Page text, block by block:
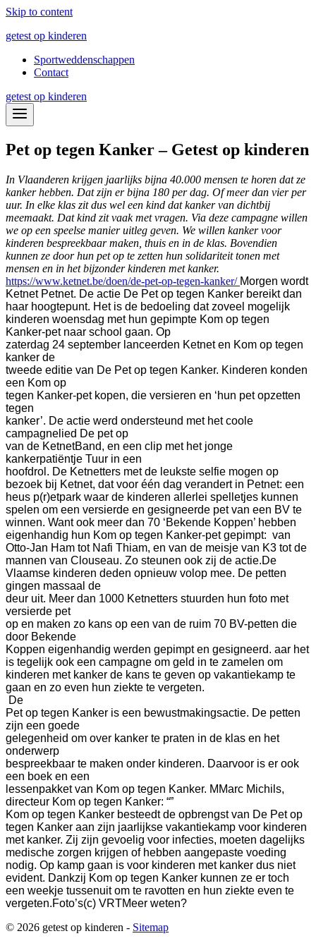
Skip to content
getest op kinderen
Sportweddenschappen
Contact
getest op kinderen
Pet op tegen Kanker – Getest op kinderen
In Vlaanderen krijgen jaarlijks bijna 40.000 mensen te horen dat ze
kanker hebben. Dat zijn er bijna 180 per dag. Of meer dan vier per
uur. In elke klas zit dus wel een kind dat kanker van dichtbij
meemaakt. Dat kind zit vaak met vragen. Via deze campagne willen
we op een speelse manier uitleg geven. We willen kanker voor
kinderen bespreekbaar maken, thuis en in de klas. Bovendien
kunnen ze door hun pet op te zetten hun solidariteit tonen met
mensen en in het bijzonder kinderen met kanker.
https://www.ketnet.be/doen/de-pet-op-tegen-kanker/ Morgen wordt
Ketnet Petnet. De actie De Pet op tegen Kanker bereikt dan
haar hoogtepunt. Het is de bedoeling dat zoveel mogelijk
kinderen woensdag met hun gepimpte Kom op tegen
Kanker-pet naar school gaan. Op
zaterdag 24 september lanceerden Ketnet en Kom op tegen
kanker de
tweede editie van De Pet op tegen Kanker. Kinderen konden
een Kom op
tegen Kanker-pet kopen, die versieren en ‘hun pet opzetten
tegen
kanker’. De actie werd ondersteund met het coole
campagnelied De pet op
van de KetnetBand, en een clip met het jonge
kankerpatiëntje Tuur in een
hoofdrol. De Ketnetters met de leukste selfie mogen op
bezoek bij Ketnet, dat voor één dag verandert in Petnet: een
heus p(r)etpark waar de kinderen allerlei spelletjes kunnen
spelen om een versierde en gesigneerde pet van een BV te
winnen. Want ook meer dan 70 ‘Bekende Koppen’ hebben
eigenhandig hun Kom op tegen Kanker-pet gepimpt: van
Otto-Jan Ham tot Nafi Thiam, en van de meisje van K3 tot de
mannen van Clouseau. Zo steunen ook zij de actie.De
Vlaamse kinderen deden opnieuw volop mee. De petten
gingen massaal de
deur uit. Meer dan 1000 Ketnetters stuurden hun foto met
versierde pet
op en maken zo kans op een van de ruim 70 BV-petten die
door Bekende
Koppen eigenhandig werden gepimpt en gesigneerd. aar het
is tegelijk ook een campagne om geld in te zamelen om
kinderen met kanker de kans te geven op vakantiekamp te
gaan en zo even hun ziekte te vergeten.
De
Pet op tegen Kanker is een bewustmakingsactie. De petten
zijn een goede
gelegenheid om over kanker te praten in de klas en het
onderwerp
bespreekbaar te maken onder kinderen. Daarvoor is er ook
een boek en een
lessenpakket van Kom op tegen Kanker. M Marc Michils,
directeur Kom op tegen Kanker: “”
Kom op tegen Kanker besteedt de opbrengst van De Pet op
tegen Kanker aan zijn jaarlijkse vakantiekamp voor kinderen
met kanker. Zij zijn gevoelig voor infecties, moeten dagelijks
medische zorgen krijgen of hebben aangepaste voeding
nodig. Op kamp gaan is voor kinderen met kanker dus niet
evident. Dankzij Kom op tegen Kanker kunnen ze er toch
een weekje tussenuit om te ravotten en hun ziekte even te
vergeten.Foto’s(c) VRTMeer weten?
© 2026 getest op kinderen - Sitemap